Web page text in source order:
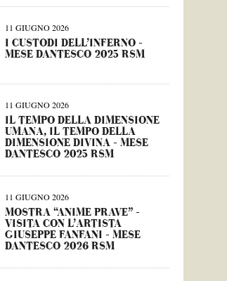
11 GIUGNO 2026
I CUSTODI DELL’INFERNO –
MESE DANTESCO 2025 RSM
11 GIUGNO 2026
IL TEMPO DELLA DIMENSIONE
UMANA, IL TEMPO DELLA
DIMENSIONE DIVINA – MESE
DANTESCO 2025 RSM
11 GIUGNO 2026
MOSTRA “ANIME PRAVE” –
VISITA CON L’ARTISTA
GIUSEPPE FANFANI – MESE
DANTESCO 2026 RSM